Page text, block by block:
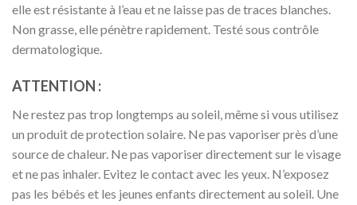
elle est résistante à l’eau et ne laisse pas de traces blanches.
Non grasse, elle pénètre rapidement. Testé sous contrôle
dermatologique.
ATTENTION :
Ne restez pas trop longtemps au soleil, même si vous utilisez
un produit de protection solaire. Ne pas vaporiser près d’une
source de chaleur. Ne pas vaporiser directement sur le visage
et ne pas inhaler. Evitez le contact avec les yeux. N’exposez
pas les bébés et les jeunes enfants directement au soleil. Une